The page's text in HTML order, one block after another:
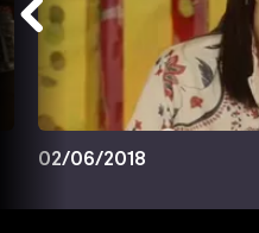
02/06/2018